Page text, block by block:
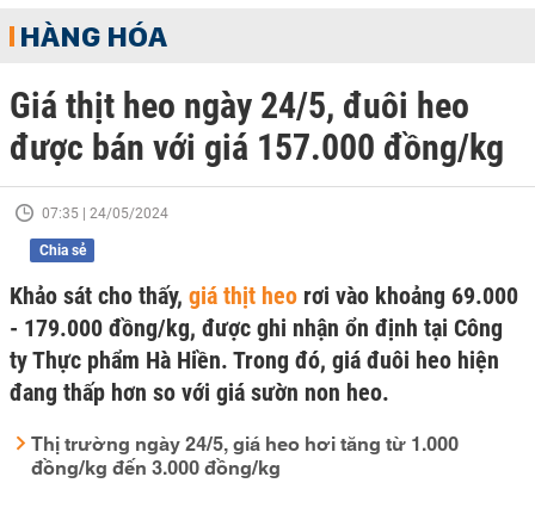
HÀNG HÓA
Giá thịt heo ngày 24/5, đuôi heo
được bán với giá 157.000 đồng/kg
07:35 | 24/05/2024
Chia sẻ
Khảo sát cho thấy, giá thịt heo rơi vào khoảng 69.000
- 179.000 đồng/kg, được ghi nhận ổn định tại Công
ty Thực phẩm Hà Hiền. Trong đó, giá đuôi heo hiện
đang thấp hơn so với giá sườn non heo.
Thị trường ngày 24/5, giá heo hơi tăng từ 1.000
đồng/kg đến 3.000 đồng/kg